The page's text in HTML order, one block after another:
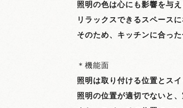
照明の色は心にも影響を与え
リラックスできるスペース
そのため、キッチンに合っ
＊機能面
照明は取り付ける位置とス
照明の位置が適切でないと